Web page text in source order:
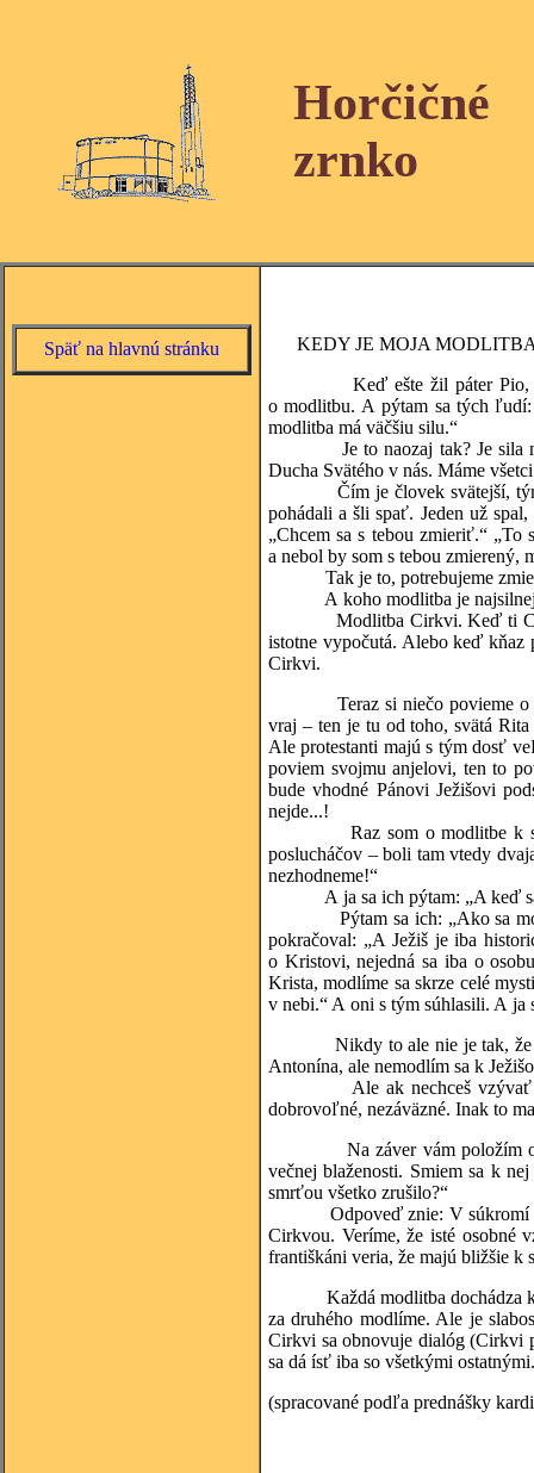
Horčičné
zrnko
Späť na hlavnú stránku
KEDY JE MOJA MODLITBA
Keď ešte žil páter Pio, z
o modlitbu. A pýtam sa tých
modlitba má väčšiu silu.“
Je to naozaj tak? Je sila
Ducha Svätého v nás. Máme
Čím je človek svätejší, tým je
pohádali a šli spať. Jeden už
„Chcem sa s tebou zmieriť.“
a nebol by som s tebou zmierený,
Tak je to, potrebujeme
A koho modlitba je
Modlitba Cirkvi. Keď ti Cirkev
istotne vypočutá. Alebo keď kňaz
Cirkvi.
Teraz si niečo povieme o
vraj – ten je tu od toho, svätá
Ale protestanti majú s tým dosť
poviem svojmu anjelovi, ten to
bude vhodné Pánovi Ježišovi
nejde...!
Raz som o modlitbe k
poslucháčov – boli tam vtedy
nezhodneme!“
A ja sa ich pýtam: „A keď sa
Pýtam sa ich: „Ako sa
pokračoval: „A Ježiš je iba
o Kristovi, nejedná sa iba o
Krista, modlíme sa skrze celé
v nebi.“ A oni s tým súhlasili. A
Nikdy to ale nie je tak, že
Antonína, ale nemodlím sa k
Ale ak nechceš vzývať
dobrovoľné, nezáväzné. Inak to
Na záver vám položím
večnej blaženosti. Smiem sa k
smrťou všetko zrušilo?“
Odpoveď znie: V súkromí sa k
Cirkvou. Veríme, že isté osobné
františkáni veria, že majú bližšie k
Každá modlitba dochádza k
za druhého modlíme. Ale je
Cirkvi sa obnovuje dialóg (Cirkvi
sa dá ísť iba so všetkými ostatnými.
(spracované podľa prednášky